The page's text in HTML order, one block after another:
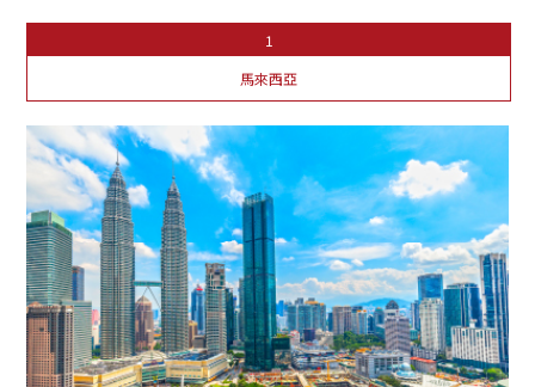
1
馬來西亞